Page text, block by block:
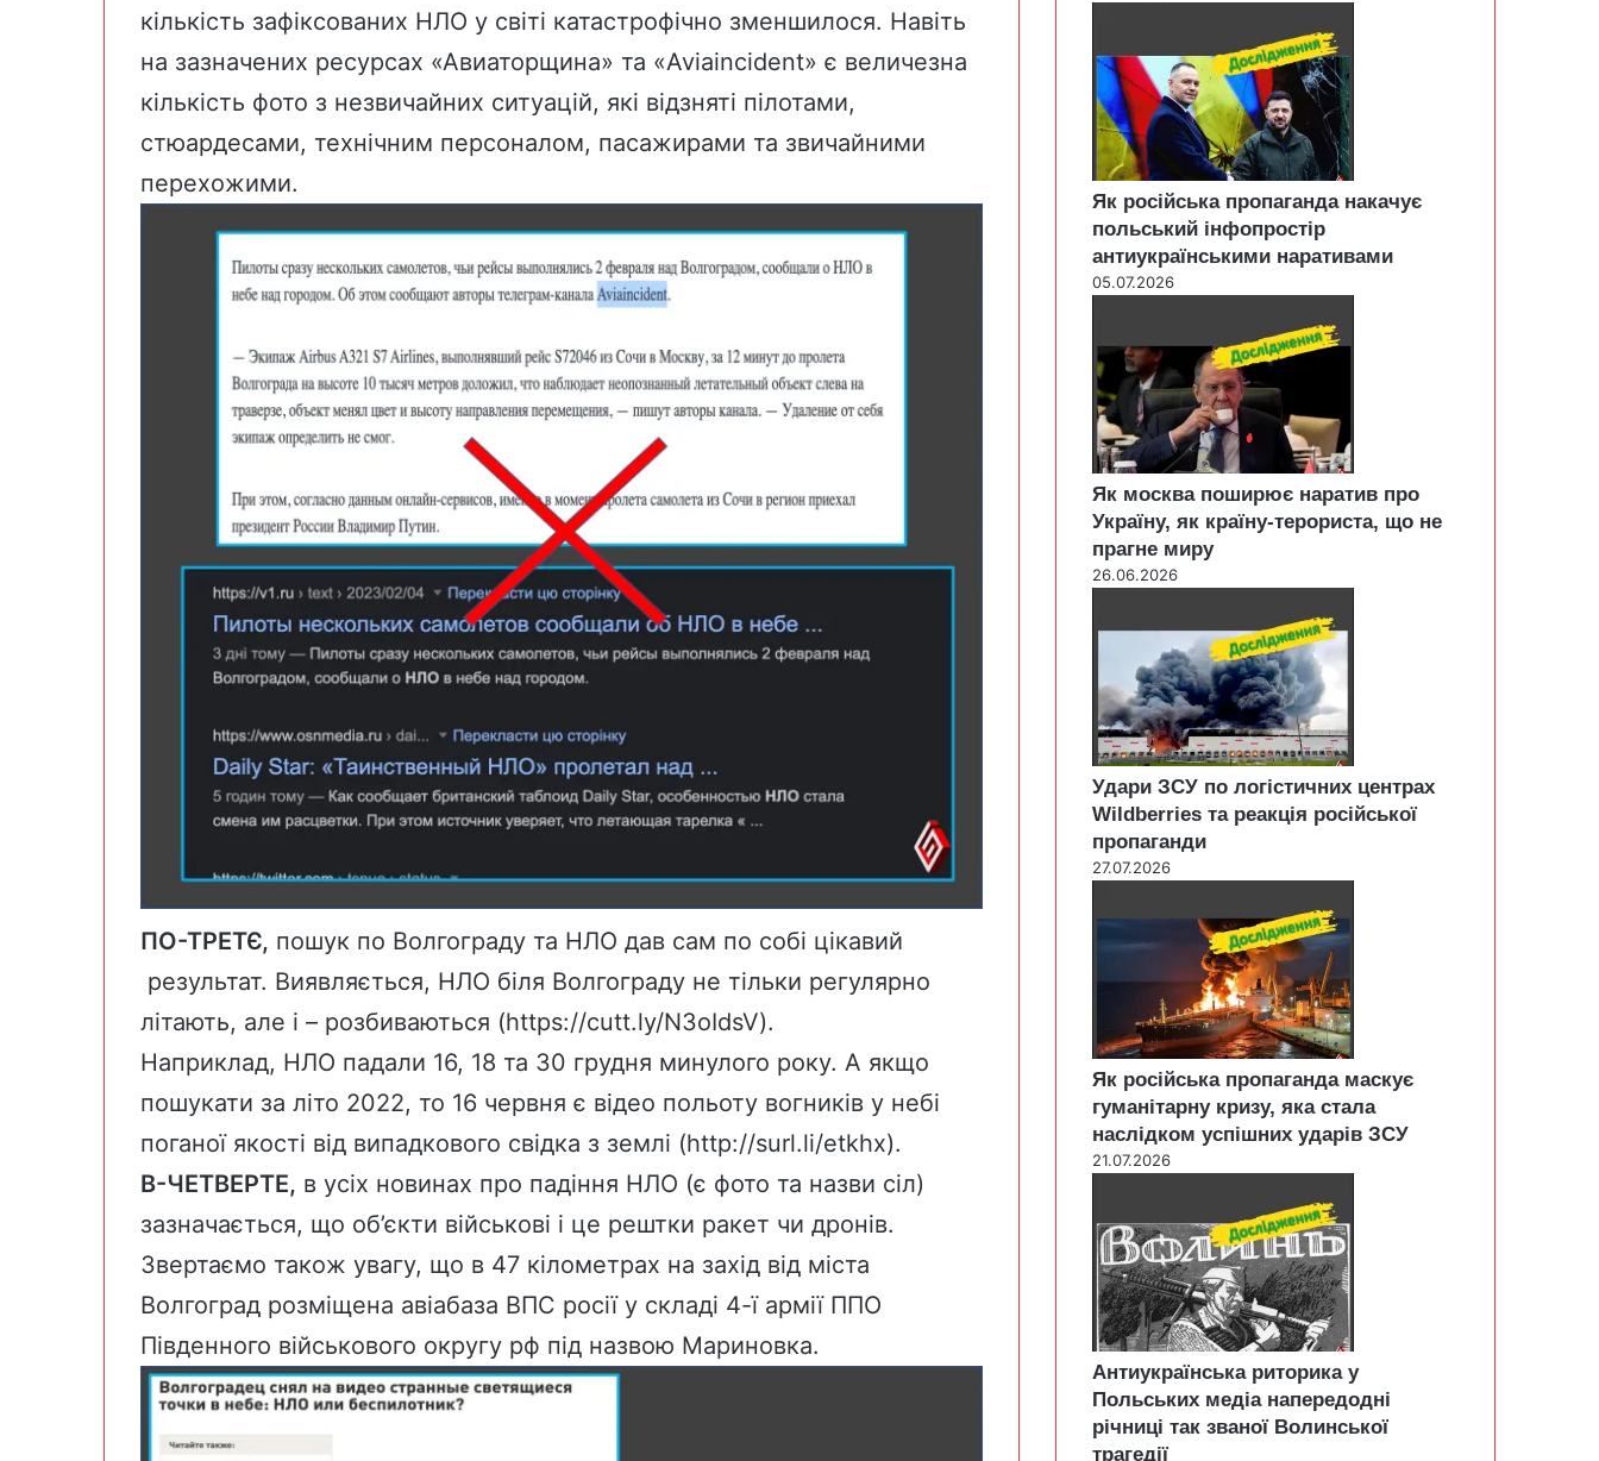
кількість зафіксованих НЛО у світі катастрофічно зменшилося. Навіть
на зазначених ресурсах «Авиаторщина» та «Aviaincident» є величезна
кількість фото з незвичайних ситуацій, які відзняті пілотами,
стюардесами, технічним персоналом, пасажирами та звичайними
перехожими.
ПО-ТРЕТЄ, пошук по Волгограду та НЛО дав сам по собі цікавий
результат. Виявляється, НЛО біля Волгограду не тільки регулярно
літають, але і – розбиваються (https://cutt.ly/N3oIdsV).
Наприклад, НЛО падали 16, 18 та 30 грудня минулого року. А якщо
пошукати за літо 2022, то 16 червня є відео польоту вогників у небі
поганої якості від випадкового свідка з землі (http://surl.li/etkhx).
В-ЧЕТВЕРТЕ, в усіх новинах про падіння НЛО (є фото та назви сіл)
зазначається, що об’єкти військові і це рештки ракет чи дронів.
Звертаємо також увагу, що в 47 кілометрах на захід від міста
Волгоград розміщена авіабаза ВПС росії у складі 4-ї армії ППО
Південного військового округу рф під назвою Мариновка.
Як російська пропаганда накачує
польський інфопростір
антиукраїнськими наративами
05.07.2026
Як москва поширює наратив про
Україну, як країну-терориста, що не
прагне миру
26.06.2026
Удари ЗСУ по логістичних центрах
Wildberries та реакція російської
пропаганди
27.07.2026
Як російська пропаганда маскує
гуманітарну кризу, яка стала
наслідком успішних ударів ЗСУ
21.07.2026
Антиукраїнська риторика у
Польських медіа напередодні
річниці так званої Волинської
трагедії